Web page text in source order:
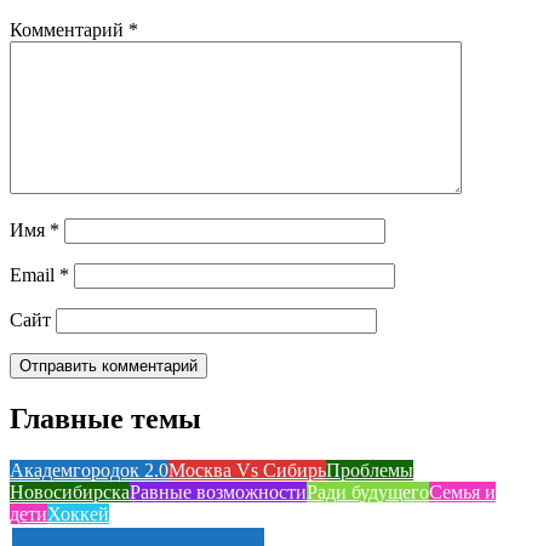
Комментарий *
Имя *
Email *
Сайт
Главные темы
Академгородок 2.0Москва Vs СибирьПроблемы
НовосибирскаРавные возможностиРади будущегоСемья и
детиХоккей